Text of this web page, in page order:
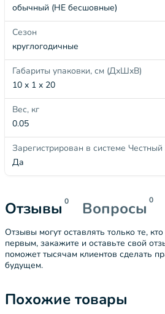
обычный (НЕ бесшовные)
Сезон
круглогодичные
Габариты упаковки, см (ДхШхВ)
10 x 1 x 20
Вес, кг
0.05
Зарегистрирован в системе
Да
Отзывы 0 Вопросы 0
Отзывы могут оставлять только те,
первым, закажите и оставьте свой
поможет тысячам клиентов сделать
будущем.
Похожие товары